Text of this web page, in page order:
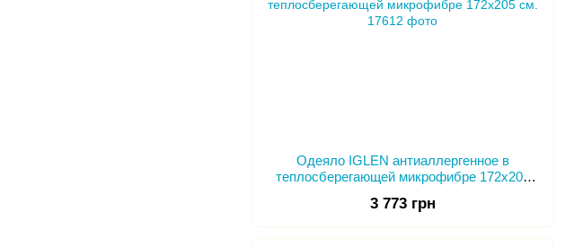
Одеяло IGLEN антиаллергенное в
теплосберегающей микрофибре 172х205
3 773 грн